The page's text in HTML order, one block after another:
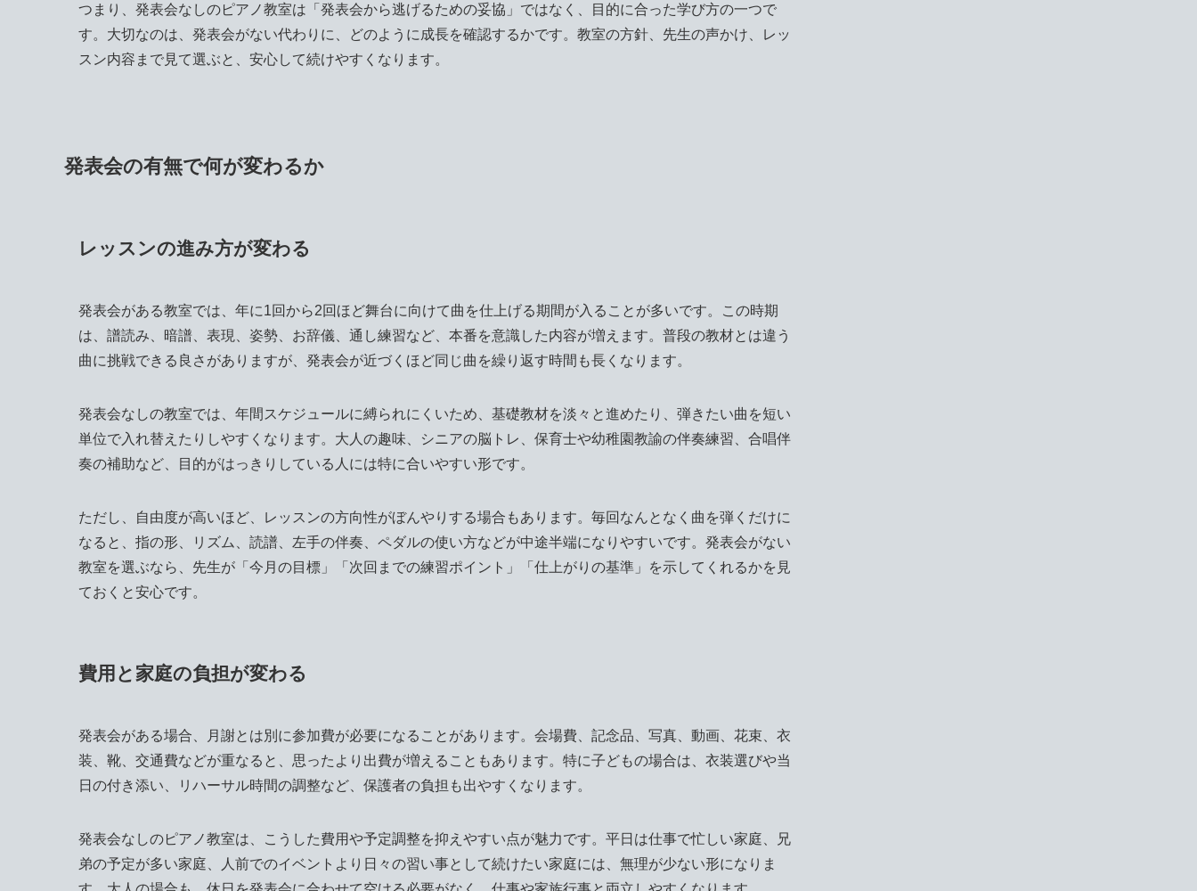
つまり、発表会なしのピアノ教室は「発表会から逃げるための妥協」ではなく、目的に合った学び方の一つで
す。大切なのは、発表会がない代わりに、どのように成長を確認するかです。教室の方針、先生の声かけ、レッ
スン内容まで見て選ぶと、安心して続けやすくなります。
発表会の有無で何が変わるか
レッスンの進み方が変わる
発表会がある教室では、年に1回から2回ほど舞台に向けて曲を仕上げる期間が入ることが多いです。この時期
は、譜読み、暗譜、表現、姿勢、お辞儀、通し練習など、本番を意識した内容が増えます。普段の教材とは違う
曲に挑戦できる良さがありますが、発表会が近づくほど同じ曲を繰り返す時間も長くなります。
発表会なしの教室では、年間スケジュールに縛られにくいため、基礎教材を淡々と進めたり、弾きたい曲を短い
単位で入れ替えたりしやすくなります。大人の趣味、シニアの脳トレ、保育士や幼稚園教諭の伴奏練習、合唱伴
奏の補助など、目的がはっきりしている人には特に合いやすい形です。
ただし、自由度が高いほど、レッスンの方向性がぼんやりする場合もあります。毎回なんとなく曲を弾くだけに
なると、指の形、リズム、読譜、左手の伴奏、ペダルの使い方などが中途半端になりやすいです。発表会がない
教室を選ぶなら、先生が「今月の目標」「次回までの練習ポイント」「仕上がりの基準」を示してくれるかを見
ておくと安心です。
費用と家庭の負担が変わる
発表会がある場合、月謝とは別に参加費が必要になることがあります。会場費、記念品、写真、動画、花束、衣
装、靴、交通費などが重なると、思ったより出費が増えることもあります。特に子どもの場合は、衣装選びや当
日の付き添い、リハーサル時間の調整など、保護者の負担も出やすくなります。
発表会なしのピアノ教室は、こうした費用や予定調整を抑えやすい点が魅力です。平日は仕事で忙しい家庭、兄
弟の予定が多い家庭、人前でのイベントより日々の習い事として続けたい家庭には、無理が少ない形になりま